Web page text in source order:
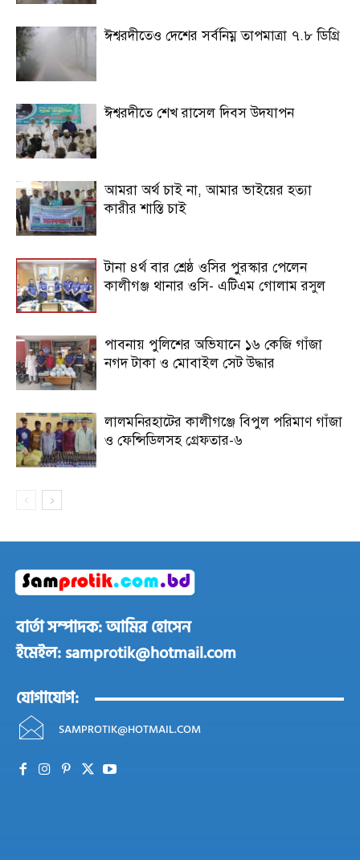
ঈশ্বরদীতেও দেশের সর্বনিম্ন তাপমাত্রা ৭.৮ ডিগ্রি
ঈশ্বরদীতে শেখ রাসেল দিবস উদযাপন
আমরা অর্থ চাই না, আমার ভাইয়ের হত্যা
কারীর শাস্তি চাই
টানা ৪র্থ বার শ্রেষ্ঠ ওসির পুরস্কার পেলেন
কালীগঞ্জ থানার ওসি- এটিএম গোলাম রসুল
পাবনায় পুলিশের অভিযানে ১৬ কেজি গাঁজা
নগদ টাকা ও মোবাইল সেট উদ্ধার
লালমনিরহাটের কালীগঞ্জে বিপুল পরিমাণ গাঁজা
ও ফেন্সিডিলসহ গ্রেফতার-৬
বার্তা সম্পাদক: আমির হোসেন
ইমেইল: samprotik@hotmail.com
যোগাযোগ:
SAMPROTIK@HOTMAIL.COM